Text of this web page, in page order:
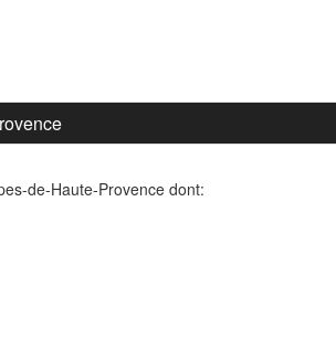
de-Haute-Provence dont: